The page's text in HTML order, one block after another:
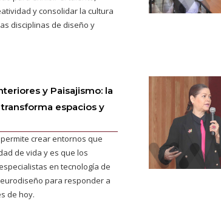
y consolidar la cultura
disciplinas de diseño y
y Paisajismo: la
espacios y
crear entornos que
de vida y es que los
en tecnología de
para responder a
de hoy.